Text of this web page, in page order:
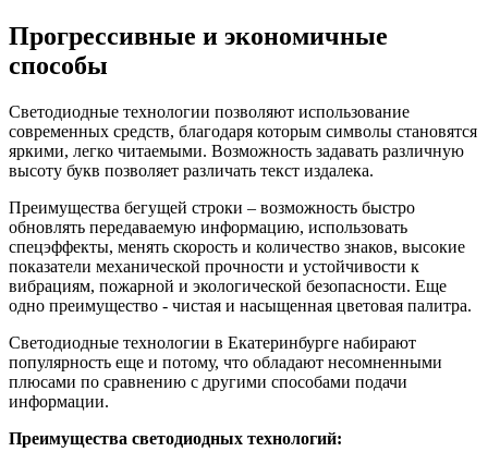
Прогрессивные и экономичные
способы
Светодиодные технологии позволяют использование
современных средств, благодаря которым символы становятся
яркими, легко читаемыми. Возможность задавать различную
высоту букв позволяет различать текст издалека.
Преимущества бегущей строки – возможность быстро
обновлять передаваемую информацию, использовать
спецэффекты, менять скорость и количество знаков, высокие
показатели механической прочности и устойчивости к
вибрациям, пожарной и экологической безопасности. Еще
одно преимущество - чистая и насыщенная цветовая палитра.
Светодиодные технологии в Екатеринбурге набирают
популярность еще и потому, что обладают несомненными
плюсами по сравнению с другими способами подачи
информации.
Преимущества светодиодных технологий: